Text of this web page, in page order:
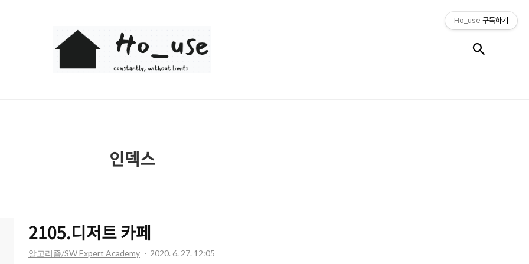
Ho_use
인덱스
2105.디저트 카페
알고리즘/SW Expert Academy 2020. 6. 27. 12:05
Ho_use 구독하기